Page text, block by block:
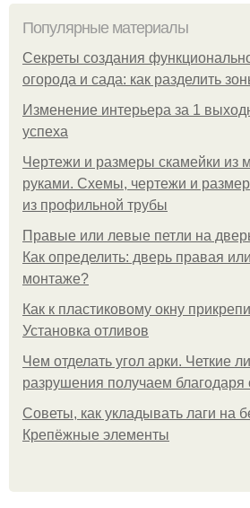
Популярные материалы
Секреты создания
огорода и сада: как разделить
Изменение интерьера за 1
успеха
Чертежи и размеры скамейки из
руками. Схемы, чертежи и
из профильной трубы
Правые или левые петли на
Как определить: дверь правая
монтаже?
Как к пластиковому окну
Установка отливов
Чем отделать угол арки. Четкие
разрушения получаем благодаря
Советы, как укладывать лаги на
Крепёжные элементы